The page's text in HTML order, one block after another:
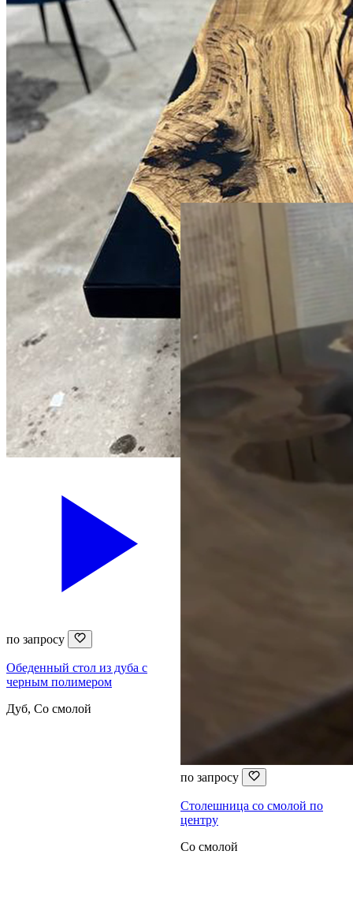
по запросу
Обеденный стол из дуба с
черным полимером
Дуб, Со смолой
по запросу
Стол из 250-летнего дуба со
смолой
Дуб, Со смолой
4000 × 1000 см
по запросу
Столешница со смолой по
центру
Со смолой